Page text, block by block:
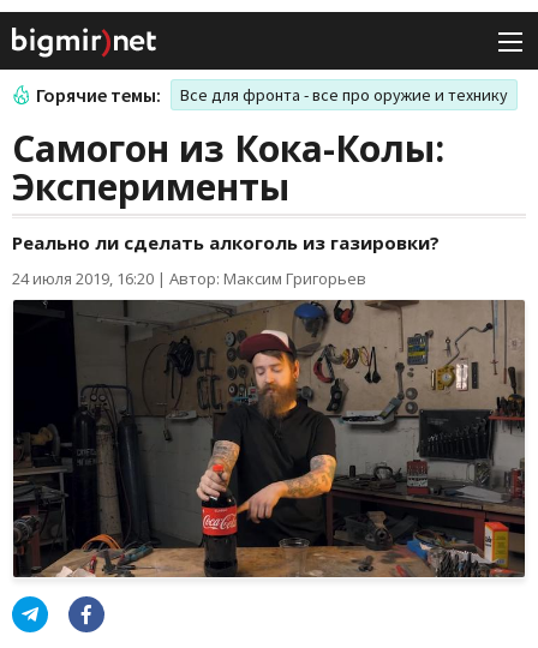
Горячие темы: Все для фронта - все про оружие и технику
Самогон из Кока-Колы:
Эксперименты
Реально ли сделать алкоголь из газировки?
24 июля 2019, 16:20 | Автор: Максим Григорьев